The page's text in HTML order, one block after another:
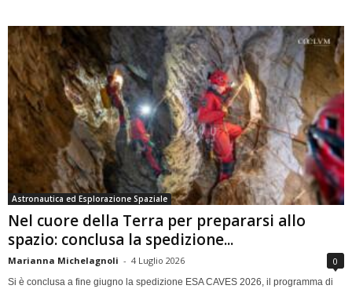
Astronautica ed Esplorazione Spaziale
Nel cuore della Terra per prepararsi allo
spazio: conclusa la spedizione...
Marianna Michelagnoli - 4 Luglio 2026 0
Si è conclusa a fine giugno la spedizione ESA CAVES 2026, il programma di